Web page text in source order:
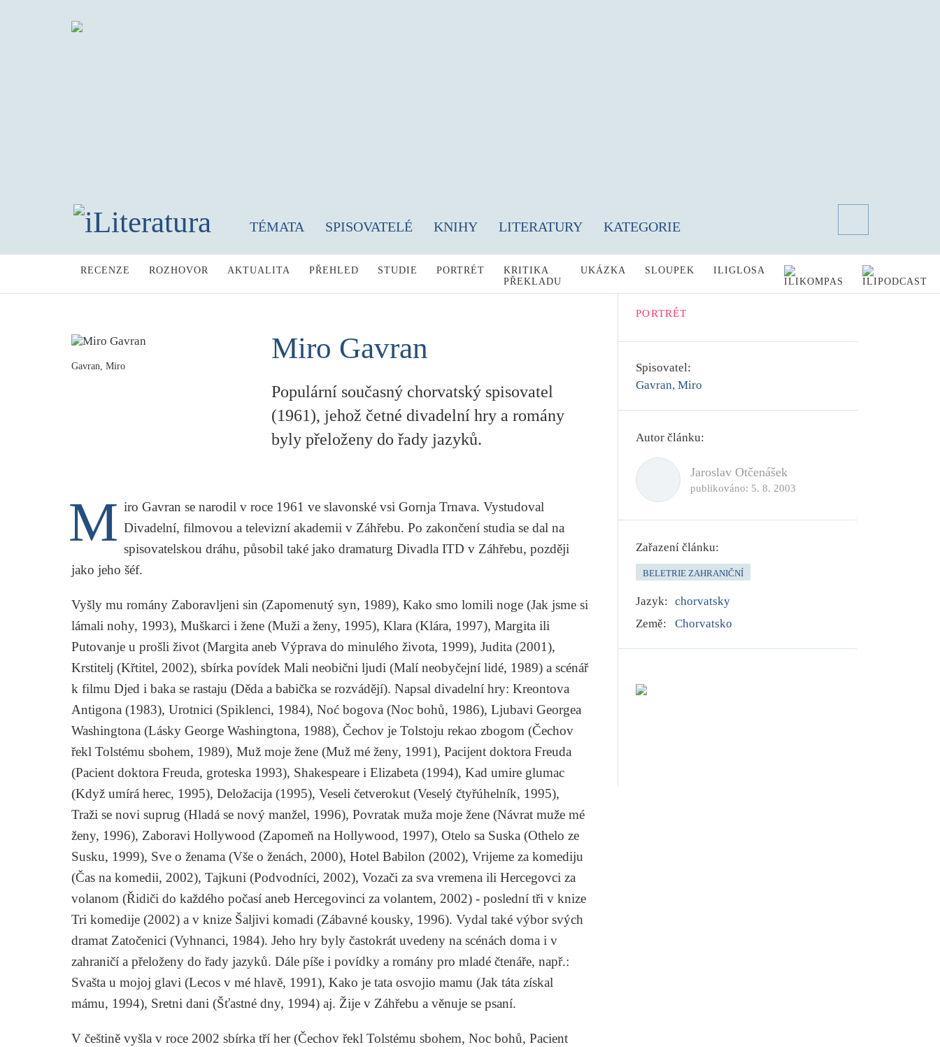
TÉMATA SPISOVATELÉ KNIHY LITERATURY KATEGORIE
RECENZE ROZHOVOR AKTUALITA PŘEHLED STUDIE PORTRÉT
KRITIKA
PŘEKLADU
UKÁZKA SLOUPEK ILIGLOSA
Gavran, Miro
Miro Gavran
Populární současný chorvatský spisovatel
(1961), jehož četné divadelní hry a romány
byly přeloženy do řady jazyků.
M iro Gavran se narodil v roce 1961 ve slavonské vsi Gornja Trnava. Vystudoval
Divadelní, filmovou a televizní akademii v Záhřebu. Po zakončení studia se dal na
spisovatelskou dráhu, působil také jako dramaturg Divadla ITD v Záhřebu, později
jako jeho šéf.
Vyšly mu romány Zaboravljeni sin (Zapomenutý syn, 1989), Kako smo lomili noge (Jak jsme si
lámali nohy, 1993), Muškarci i žene (Muži a ženy, 1995), Klara (Klára, 1997), Margita ili
Putovanje u prošli život (Margita aneb Výprava do minulého života, 1999), Judita (2001),
Krstitelj (Křtitel, 2002), sbírka povídek Mali neobični ljudi (Malí neobyčejní lidé, 1989) a scénář
k filmu Djed i baka se rastaju (Děda a babička se rozvádějí). Napsal divadelní hry: Kreontova
Antigona (1983), Urotnici (Spiklenci, 1984), Noć bogova (Noc bohů, 1986), Ljubavi Georgea
Washingtona (Lásky George Washingtona, 1988), Čechov je Tolstoju rekao zbogom (Čechov
řekl Tolstému sbohem, 1989), Muž moje žene (Muž mé ženy, 1991), Pacijent doktora Freuda
(Pacient doktora Freuda, groteska 1993), Shakespeare i Elizabeta (1994), Kad umire glumac
(Když umírá herec, 1995), Deložacija (1995), Veseli četverokut (Veselý čtyřúhelník, 1995),
Traži se novi suprug (Hladá se nový manžel, 1996), Povratak muža moje žene (Návrat muže mé
ženy, 1996), Zaboravi Hollywood (Zapomeň na Hollywood, 1997), Otelo sa Suska (Othelo ze
Susku, 1999), Sve o ženama (Vše o ženách, 2000), Hotel Babilon (2002), Vrijeme za komediju
(Čas na komedii, 2002), Tajkuni (Podvodníci, 2002), Vozači za sva vremena ili Hercegovci za
volanom (Řidiči do každého počasí aneb Hercegovinci za volantem, 2002) - poslední tři v knize
Tri komedije (2002) a v knize Šaljivi komadi (Zábavné kousky, 1996). Vydal také výbor svých
dramat Zatočenici (Vyhnanci, 1984). Jeho hry byly častokrát uvedeny na scénách doma i v
zahraničí a přeloženy do řady jazyků. Dále píše i povídky a romány pro mladé čtenáře, např.:
Svašta u mojoj glavi (Lecos v mé hlavě, 1991), Kako je tata osvojio mamu (Jak táta získal
mámu, 1994), Sretni dani (Šťastné dny, 1994) aj. Žije v Záhřebu a věnuje se psaní.
V češtině vyšla v roce 2002 sbírka tří her (Čechov řekl Tolstému sbohem, Noc bohů, Pacient
PORTRÉT
Spisovatel:
Gavran, Miro
Autor článku:
Jaroslav Otčenášek
publikováno: 5. 8. 2003
Zařazení článku:
BELETRIE ZAHRANIČNÍ
Jazyk: chorvatsky
Země:
Chorvatsko